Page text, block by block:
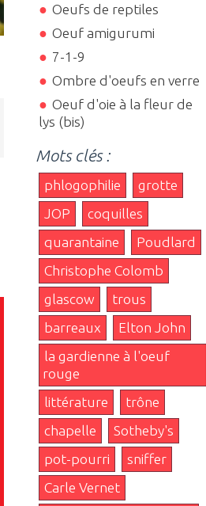
Oeufs de reptiles
Oeuf amigurumi
7-1-9
Ombre d'oeufs en verre
Oeuf d'oie à la fleur de
lys (bis)
Mots clés :
phlogophilie
grotte
JOP
coquilles
quarantaine
Poudlard
Christophe Colomb
glascow
trous
barreaux
Elton John
la gardienne à l'oeuf
rouge
littérature
trône
chapelle
Sotheby's
pot-pourri
sniffer
Carle Vernet